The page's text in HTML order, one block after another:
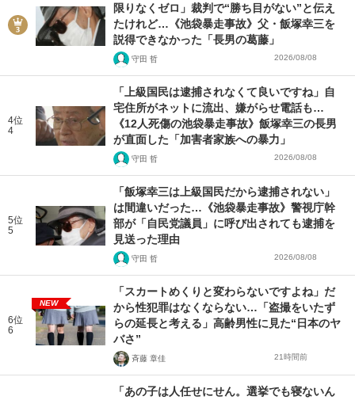
限りなくゼロ」裁判で“勝ち目がない”と伝え
たけれど…《池袋暴走事故》父・飯塚幸三を
説得できなかった「長男の葛藤」
守田 哲 2026/08/08
4位
4
「上級国民は逮捕されなくて良いですね」自
宅住所がネットに流出、嫌がらせ電話も…
《12人死傷の池袋暴走事故》飯塚幸三の長男
が直面した「加害者家族への暴力」
守田 哲 2026/08/08
5位
5
「飯塚幸三は上級国民だから逮捕されない」
は間違いだった…《池袋暴走事故》警視庁幹
部が「自民党議員」に呼び出されても逮捕を
見送った理由
守田 哲 2026/08/08
6位
6
NEW
「スカートめくりと変わらないですよね」だ
から性犯罪はなくならない…「盗撮をいたず
らの延長と考える」高齢男性に見た“日本のヤ
バさ”
斉藤 章佳 21時間前
「あの子は人任せにせん。選挙でも寝ないん